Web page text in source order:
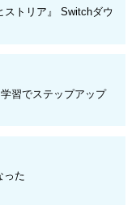
ストリア』 Switchダウ
習でステップアップ
った